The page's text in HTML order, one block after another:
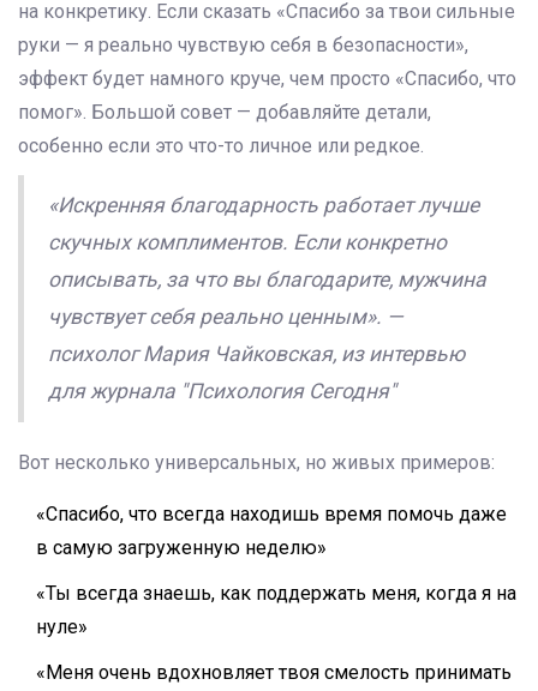
на конкретику. Если сказать «Спасибо за твои сильные
руки — я реально чувствую себя в безопасности»,
эффект будет намного круче, чем просто «Спасибо, что
помог». Большой совет — добавляйте детали,
особенно если это что-то личное или редкое.
«Искренняя благодарность работает лучше
скучных комплиментов. Если конкретно
описывать, за что вы благодарите, мужчина
чувствует себя реально ценным». —
психолог Мария Чайковская, из интервью
для журнала "Психология Сегодня"
Вот несколько универсальных, но живых примеров:
«Спасибо, что всегда находишь время помочь даже
в самую загруженную неделю»
«Ты всегда знаешь, как поддержать меня, когда я на
нуле»
«Меня очень вдохновляет твоя смелость принимать